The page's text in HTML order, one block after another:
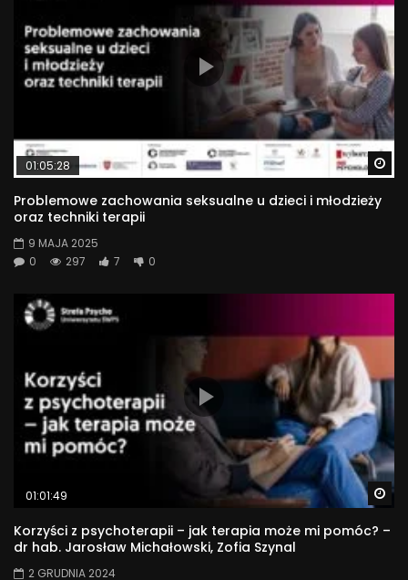
01:05:28
Problemowe zachowania seksualne u dzieci i młodzieży
oraz techniki terapii
9 MAJA 2025
0
297 7 0
01:01:49
Korzyści z psychoterapii – jak terapia może mi pomóc? –
dr hab. Jarosław Michałowski, Zofia Szynal
2 GRUDNIA 2024